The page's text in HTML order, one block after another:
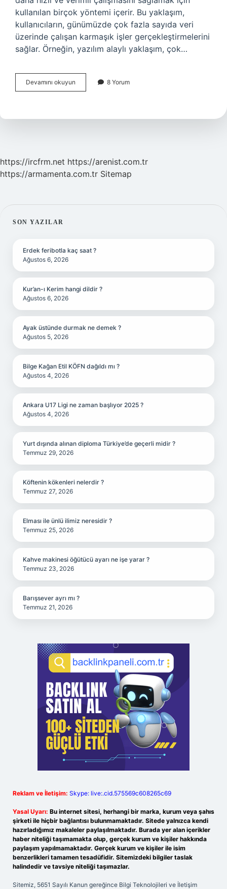
kullanılan birçok yöntemi içerir. Bu yaklaşım,
kullanıcıların, günümüzde çok fazla sayıda veri
üzerinde çalışan karmaşık işler gerçekleştirmelerini
sağlar. Örneğin, yazılım alaylı yaklaşım, çok…
Devamını okuyun
alaylı
8 Yorum
https://ircfrm.net https://arenist.com.tr
https://armamenta.com.tr Sitemap
SIDEBAR
SON YAZILAR
Erdek feribotla kaç saat ?
Ağustos 6, 2026
Kur’an-ı Kerim hangi dildir ?
Ağustos 6, 2026
Ayak üstünde durmak ne demek ?
Ağustos 5, 2026
Bilge Kağan Etil KÖFN dağıldı mı ?
Ağustos 4, 2026
Ankara U17 Ligi ne zaman başlıyor 2025 ?
Ağustos 4, 2026
Yurt dışında alınan diploma Türkiye’de geçerli midir ?
Temmuz 29, 2026
Köftenin kökenleri nelerdir ?
Temmuz 27, 2026
Elması ile ünlü ilimiz neresidir ?
Temmuz 25, 2026
Kahve makinesi öğütücü ayarı ne işe yarar ?
Temmuz 23, 2026
Barışsever ayrı mı ?
Temmuz 21, 2026
Reklam ve İletişim: Skype: live:.cid.575569c608265c69
Yasal Uyarı: Bu internet sitesi, herhangi bir marka, kurum veya şahıs
şirketi ile hiçbir bağlantısı bulunmamaktadır. Sitede yalnızca kendi
hazırladığımız makaleler paylaşılmaktadır. Burada yer alan içerikler
haber niteliği taşımamakta olup, gerçek kurum ve kişiler hakkında
paylaşım yapılmamaktadır. Gerçek kurum ve kişiler ile isim
benzerlikleri tamamen tesadüfidir. Sitemizdeki bilgiler taslak
halindedir ve tavsiye niteliği taşımazlar.
Sitemiz, 5651 Sayılı Kanun gereğince Bilgi Teknolojileri ve İletişim